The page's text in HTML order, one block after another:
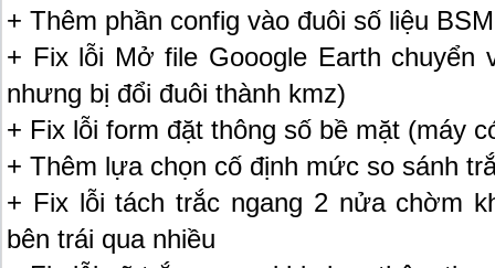
+ Thêm phần config vào đuôi số liệu
+ Fix lỗi Mở file Gooogle Earth chuyển
nhưng bị đổi đuôi thành kmz)
+ Fix lỗi form đặt thông số bề mặt (máy
+ Thêm lựa chọn cố định mức so sánh
+ Fix lỗi tách trắc ngang 2 nửa chờm
bên trái qua nhiều